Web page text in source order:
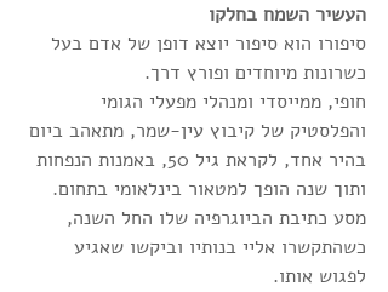
העשיר השמח בחלקו
סיפורו הוא סיפור יוצא דופן של אדם בעל
כשרונות מיוחדים ופורץ דרך.
חופי, ממייסדי ומנהלי מפעלי הגומי
והפלסטיק של קיבוץ עין-שמר, מתאהב ביום
בהיר אחד, לקראת גיל 50, באמנות הנפחות
ותוך שנה הופך למטאור בינלאומי בתחום.
מסע כתיבת הביוגרפיה שלו החל השנה,
כשהתקשרו אליי בנותיו וביקשו שאגיע
לפגוש אותו.